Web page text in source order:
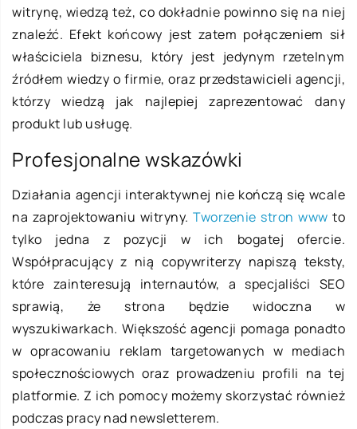
witrynę, wiedzą też, co dokładnie powinno się na niej
znaleźć. Efekt końcowy jest zatem połączeniem sił
właściciela biznesu, który jest jedynym rzetelnym
źródłem wiedzy o firmie, oraz przedstawicieli agencji,
którzy wiedzą jak najlepiej zaprezentować dany
produkt lub usługę.
Profesjonalne wskazówki
Działania agencji interaktywnej nie kończą się wcale
na zaprojektowaniu witryny. Tworzenie stron www to
tylko jedna z pozycji w ich bogatej ofercie.
Współpracujący z nią copywriterzy napiszą teksty,
które zainteresują internautów, a specjaliści SEO
sprawią, że strona będzie widoczna w
wyszukiwarkach. Większość agencji pomaga ponadto
w opracowaniu reklam targetowanych w mediach
społecznościowych oraz prowadzeniu profili na tej
platformie. Z ich pomocy możemy skorzystać również
podczas pracy nad newsletterem.